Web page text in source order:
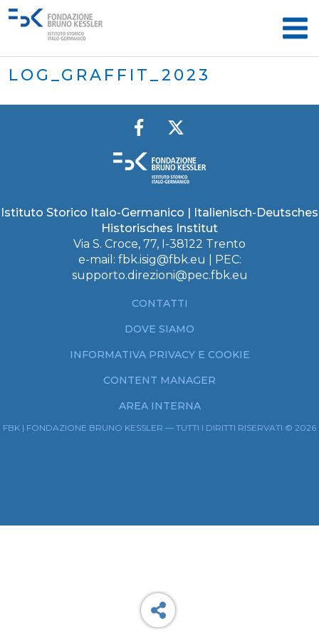
LOG_GRAFFIT_2023
Istituto Storico Italo-Germanico | Italienisch-Deutsches
Historisches Institut
Via S. Croce, 77, I-38122 Trento
e-mail: fbk.isig@fbk.eu | PEC:
supporto.direzioni@pec.fbk.eu
CONTATTI
DOVE SIAMO
INFORMATIVA PRIVACY E COOKIE
CONTENT MANAGER
AREA INTERNA
FBK | FONDAZIONE BRUNO KESSLER — TUTTI I DIRITTI RISERVATI © 2026